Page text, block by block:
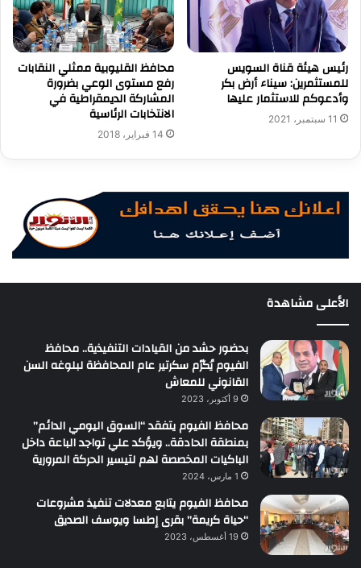
رئيس هيئة قناة السويس
للمستثمرين: سيناء أرض بكر
وأدعوكم للاستثمار عليها
11 سبتمبر، 2021
محافظ القليوبية ممثلي النقابات
رفع مستوى الوعي بضرورة
المشاركة الديمقراطية في
الانتخابات الرئاسية
14 فبراير، 2018
الأعلى مشاهدة
بحضور حشد من القيادات التنفيذية.. محافظ
الفيوم يُكرّم سكرتير عام المحافظة لبلوغه السن
القانوني للمعاش
9 أكتوبر، 2023
محافظ الفيوم يتفقد “السوق اليومي الدائم”
بمنطقة الحادقة.. ويؤكد علي تواجد الباعة داخل
الباكيات المخصصة لهم لتيسير الحركة المرورية
1 مارس، 2024
محافظ الفيوم يتابع معدلات تنفيذ مشروعات
“حياة كريمة” بقرى إطسا ويوسف الصديق
19 أغسطس، 2023